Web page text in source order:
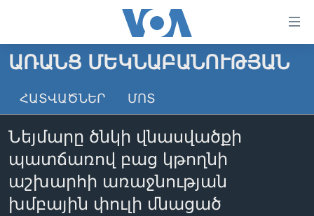
անցնել
հիմնական
անցնել
բովանդակությանը
հիմնական
բովանդակություն
ԳԼԽԱՎՈՐ ԷՋ
ԼՈՒՐԵՐ
ՏԵՍԱՆՅՈՒԹԵՐ
ՖԻԼՄԵՐ
ՖԻԼՄԵՐ
ՄԵՐ ՄԱՍԻՆ
ԱՌԱՆՑ ՄԵԿՆԱԲԱՆՈՒԹՅԱՆ
ՀԱՏՎԱԾՆԵՐ ՄՈՏ
Նեյմարը ծնկի վնասվածքի
պատճառով բաց կթողնի
աշխարհի առաջնության
խմբային փուլի մնացած